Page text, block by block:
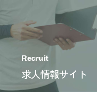
Recruit
求人情報サイト